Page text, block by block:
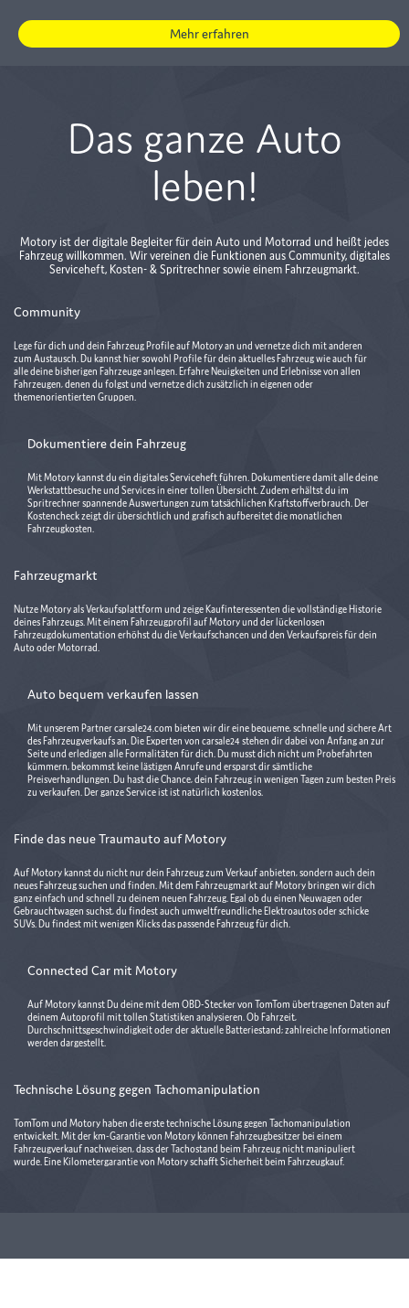
Mehr erfahren
Das ganze Auto
leben!
Motory ist der digitale Begleiter für dein Auto und Motorrad und heißt jedes
Fahrzeug willkommen. Wir vereinen die Funktionen aus Community, digitales
Serviceheft, Kosten- & Spritrechner sowie einem Fahrzeugmarkt.
Community
Lege für dich und dein Fahrzeug Profile auf Motory an und vernetze dich mit anderen
zum Austausch. Du kannst hier sowohl Profile für dein aktuelles Fahrzeug wie auch für
alle deine bisherigen Fahrzeuge anlegen. Erfahre Neuigkeiten und Erlebnisse von allen
Fahrzeugen, denen du folgst und vernetze dich zusätzlich in eigenen oder
themenorientierten Gruppen.
Dokumentiere dein Fahrzeug
Mit Motory kannst du ein digitales Serviceheft führen. Dokumentiere damit alle deine
Werkstattbesuche und Services in einer tollen Übersicht. Zudem erhältst du im
Spritrechner spannende Auswertungen zum tatsächlichen Kraftstoffverbrauch. Der
Kostencheck zeigt dir übersichtlich und grafisch aufbereitet die monatlichen
Fahrzeugkosten.
Fahrzeugmarkt
Nutze Motory als Verkaufsplattform und zeige Kaufinteressenten die vollständige Historie
deines Fahrzeugs. Mit einem Fahrzeugprofil auf Motory und der lückenlosen
Fahrzeugdokumentation erhöhst du die Verkaufschancen und den Verkaufspreis für dein
Auto oder Motorrad.
Auto bequem verkaufen lassen
Mit unserem Partner carsale24.com bieten wir dir eine bequeme, schnelle und sichere Art
des Fahrzeugverkaufs an. Die Experten von carsale24 stehen dir dabei von Anfang an zur
Seite und erledigen alle Formalitäten für dich. Du musst dich nicht um Probefahrten
kümmern, bekommst keine lästigen Anrufe und ersparst dir sämtliche
Preisverhandlungen. Du hast die Chance, dein Fahrzeug in wenigen Tagen zum besten Preis
zu verkaufen. Der ganze Service ist ist natürlich kostenlos.
Finde das neue Traumauto auf Motory
Auf Motory kannst du nicht nur dein Fahrzeug zum Verkauf anbieten, sondern auch dein
neues Fahrzeug suchen und finden. Mit dem Fahrzeugmarkt auf Motory bringen wir dich
ganz einfach und schnell zu deinem neuen Fahrzeug. Egal ob du einen Neuwagen oder
Gebrauchtwagen suchst, du findest auch umweltfreundliche Elektroautos oder schicke
SUVs. Du findest mit wenigen Klicks das passende Fahrzeug für dich.
Connected Car mit Motory
Auf Motory kannst Du deine mit dem OBD-Stecker von TomTom übertragenen Daten auf
deinem Autoprofil mit tollen Statistiken analysieren. Ob Fahrzeit,
Durchschnittsgeschwindigkeit oder der aktuelle Batteriestand; zahlreiche Informationen
werden dargestellt.
Technische Lösung gegen Tachomanipulation
TomTom und Motory haben die erste technische Lösung gegen Tachomanipulation
entwickelt. Mit der km-Garantie von Motory können Fahrzeugbesitzer bei einem
Fahrzeugverkauf nachweisen, dass der Tachostand beim Fahrzeug nicht manipuliert
wurde. Eine Kilometergarantie von Motory schafft Sicherheit beim Fahrzeugkauf.